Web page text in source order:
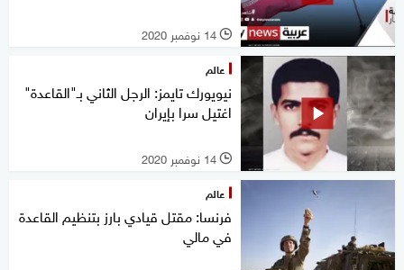
l 14 نوفمبر 2020
عالم
نيويورك تايمز: الرجل الثاني بـ"القاعدة"
اغتيل سرا بإيران
l 14 نوفمبر 2020
عالم
فرنسا: مقتل قيادي بارز بتنظيم القاعدة
في مالي